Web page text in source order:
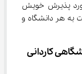
پذیرش خویش
به هر دانشگاه و
ﻛﺎردانی